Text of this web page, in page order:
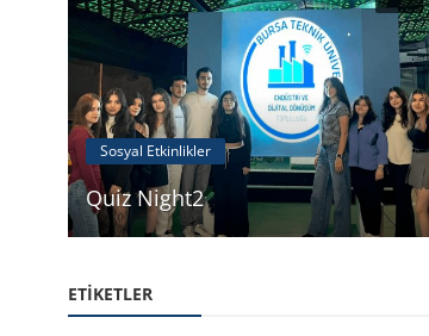
Sosyal Etkinlikler
Quiz Night2
ETIKETLER